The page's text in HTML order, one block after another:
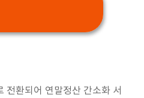
전환되어 연말정산 간소화 서